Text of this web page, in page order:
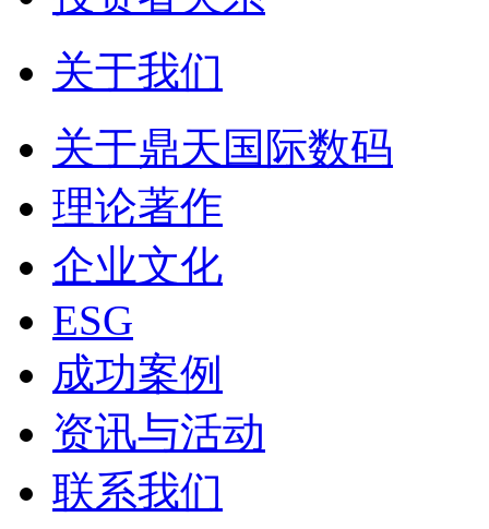
关于我们
关于鼎天国际数码
理论著作
企业文化
ESG
成功案例
资讯与活动
联系我们